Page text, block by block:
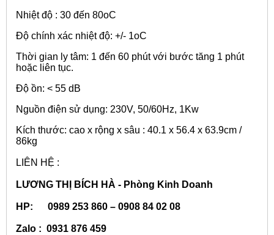
Nhiệt độ : 30 đến 80oC
Độ chính xác nhiệt độ: +/- 1oC
Thời gian ly tâm: 1 đến 60 phút với bước tăng 1 phút
hoặc liên tục.
Độ ồn: < 55 dB
Nguồn điện sử dụng: 230V, 50/60Hz, 1Kw
Kích thước: cao x rộng x sâu : 40.1 x 56.4 x 63.9cm /
86kg
LIÊN HỆ :
LƯƠNG THỊ BÍCH HÀ - Phòng Kinh Doanh
HP: 0989 253 860 – 0908 84 02 08
Zalo : 0931 876 459